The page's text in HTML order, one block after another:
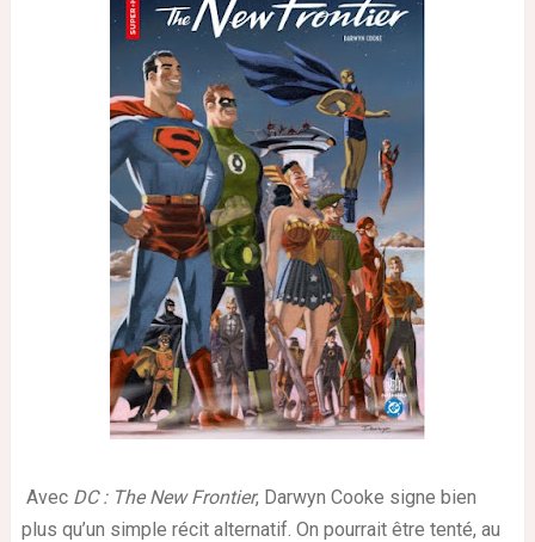
Avec DC : The New Frontier, Darwyn Cooke signe bien
plus qu’un simple récit alternatif. On pourrait être tenté, au